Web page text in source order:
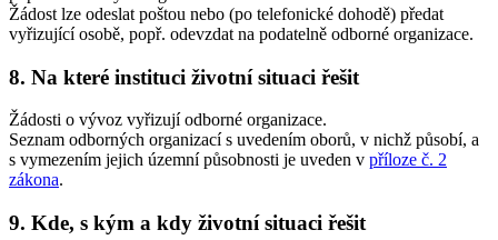
Žádost lze odeslat poštou nebo (po telefonické dohodě) předat
vyřizující osobě, popř. odevzdat na podatelně odborné organizace.
8. Na které instituci životní situaci řešit
Žádosti o vývoz vyřizují odborné organizace.
Seznam odborných organizací s uvedením oborů, v nichž působí, a
s vymezením jejich územní působnosti je uveden v příloze č. 2
zákona.
9. Kde, s kým a kdy životní situaci řešit